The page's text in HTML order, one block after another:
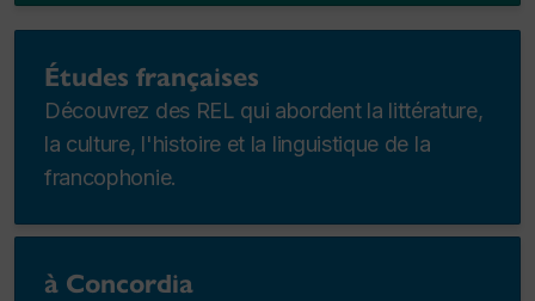
Études françaises
Découvrez des REL qui abordent la littérature,
la culture, l'histoire et la linguistique de la
francophonie.
à Concordia